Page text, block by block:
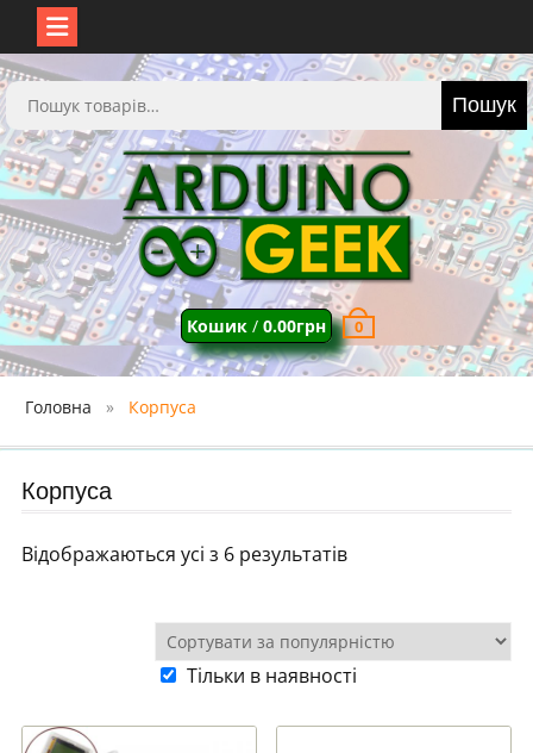
Перейти
до
вмісту
Шукати: Пошук
Кошик/ 0.00грн 0
Головна Корпуса
Корпуса
Відображаються усі з 6 результатів
Тільки в наявності